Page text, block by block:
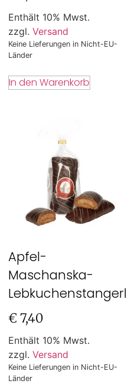
Enthält 10% Mwst.
zzgl. Versand
Keine Lieferungen in Nicht-EU-
Länder
In den Warenkorb
Apfel-
Maschanska-
Lebkuchenstangerl
€ 7,40
Enthält 10% Mwst.
zzgl. Versand
Keine Lieferungen in Nicht-EU-
Länder